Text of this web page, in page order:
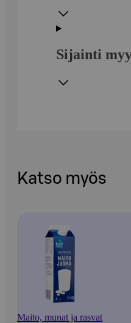
Sijainti
Katso myös
Maito, munat ja rasvat